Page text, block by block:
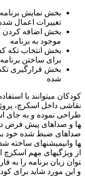
بخش نمایش
تغییرات اعمال
بخش اضافه کردن
موجود به برنامه
بخش انتخاب تکه
برای ساختن
بخش قرارگیری
شده
کودکان می­توانند با
نقاشی داخل اسکرچ،
ها و صداهای پیش فرض
ها وانیمیشن­های ساخته
توان زبان برنامه را به
و این مورد شاید برای